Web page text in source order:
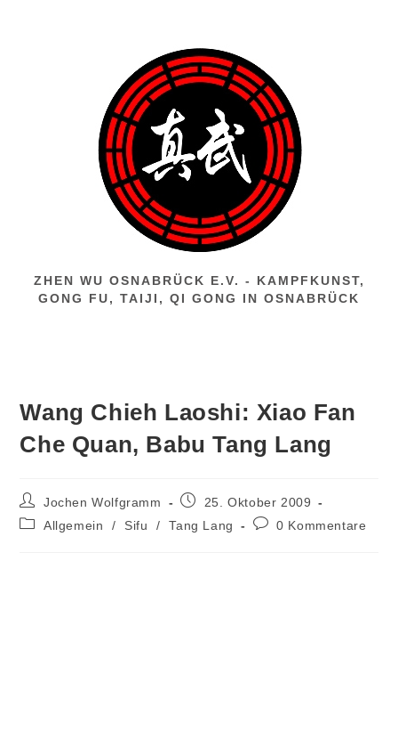
ZHEN WU OSNABRÜCK E.V. - KAMPFKUNST,
GONG FU, TAIJI, QI GONG IN OSNABRÜCK
Wang Chieh Laoshi: Xiao Fan
Che Quan, Babu Tang Lang
Beitrags-
Autor:
Jochen Wolfgramm
Beitrag
veröffentlicht:
25. Oktober 2009
Beitrags-
Allgemein / Sifu / Tang Lang
Beitrags-
0 Kommentare